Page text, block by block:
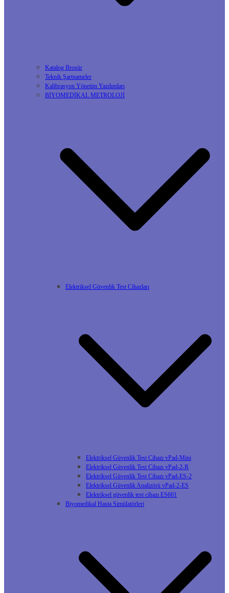
Katalog Broşür
Teknik Şartnameler
Kalibrasyon Yönetim Yazılımları
BİYOMEDİKAL METROLOJİ
Elektriksel Güvenlik Test Cihazları
Elektriksel Güvenlik Test Cihazı vPad-Mini
Elektriksel Güvenlik Test Cihazı vPad-2-R
Elektriksel Güvenlik Test Cihazı vPad-ES-2
Elektriksel Güvenlik Analizörü vPad-2-ES
Elektriksel güvenlik test cihazı ES601
Biyomedikal Hasta Simülatörleri